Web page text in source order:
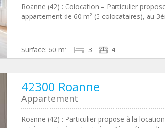
Roanne (42) : Colocation – Particulier
appartement de 60 m² (3 colocataires), au
Surface: 60 m² 3 4
42300 Roanne
Appartement
Roanne (42) : Particulier propose à la